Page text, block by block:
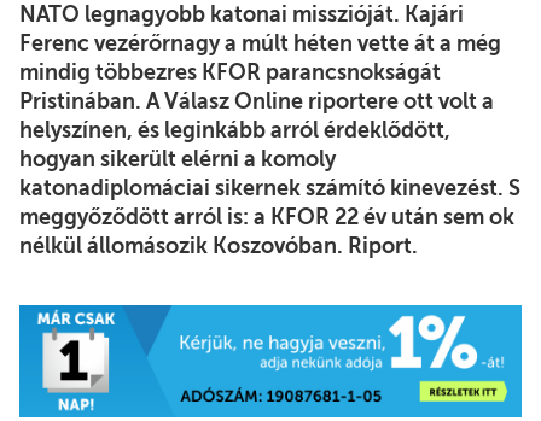
NATO legnagyobb katonai misszióját. Kajári
Ferenc vezérőrnagy a múlt héten vette át a még
mindig többezres KFOR parancsnokságát
Pristinában. A Válasz Online riportere ott volt a
helyszínen, és leginkább arról érdeklődött,
hogyan sikerült elérni a komoly
katonadiplomáciai sikernek számító kinevezést. S
meggyőződött arról is: a KFOR 22 év után sem ok
nélkül állomásozik Koszovóban. Riport.